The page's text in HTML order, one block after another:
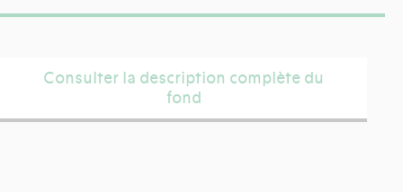
Consulter la description complète du
fond